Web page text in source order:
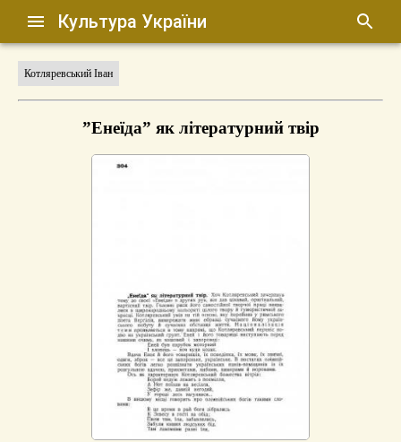
Культура України
Котляревський Іван
”Енеїда” як літературний твір